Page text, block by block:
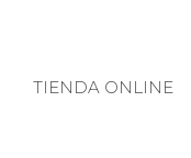
TIENDA ONLINE